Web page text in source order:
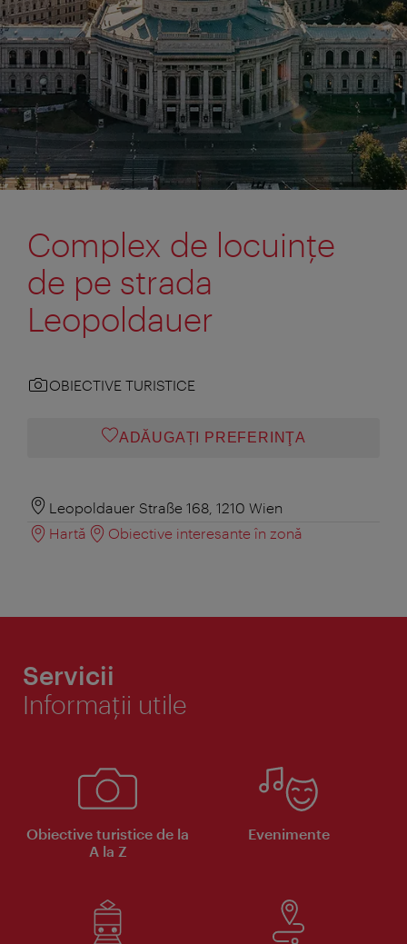
Complex de locuinţe
de pe strada
Leopoldauer
OBIECTIVE TURISTICE
ADĂUGAȚI PREFERINŢA
Leopoldauer Straße 168, 1210 Wien
Hartă
Obiective interesante în zonă
Servicii
Informaţii utile
Obiective turistice de la
A la Z
Evenimente